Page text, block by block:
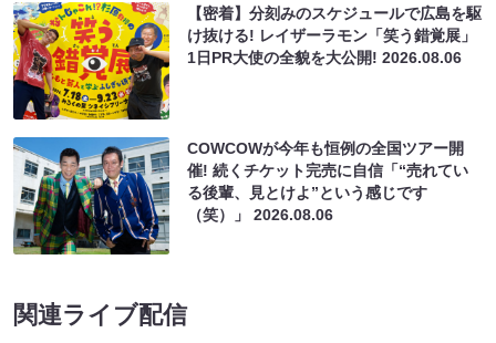
【密着】分刻みのスケジュールで広島を駆
け抜ける! レイザーラモン「笑う錯覚展」
1日PR大使の全貌を大公開!2026.08.06
COWCOWが今年も恒例の全国ツアー開
催! 続くチケット完売に自信「“売れてい
る後輩、見とけよ”という感じです
（笑）」2026.08.06
関連ライブ配信